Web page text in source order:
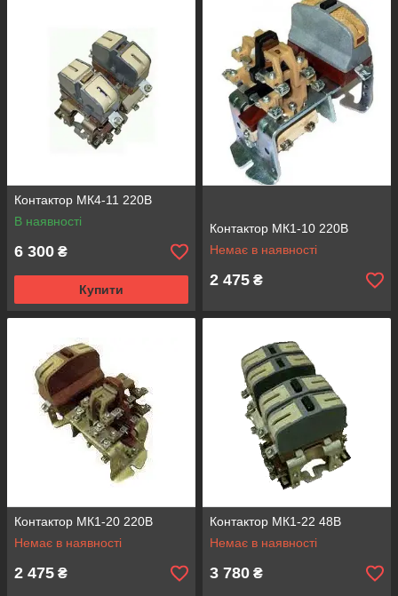
Контактор МК4-11 220В
В наявності
6 300 ₴
Купити
Контактор МК1-10 220В
Немає в наявності
2 475 ₴
Контактор МК1-20 220В
Немає в наявності
2 475 ₴
Контактор МК1-22 48В
Немає в наявності
3 780 ₴